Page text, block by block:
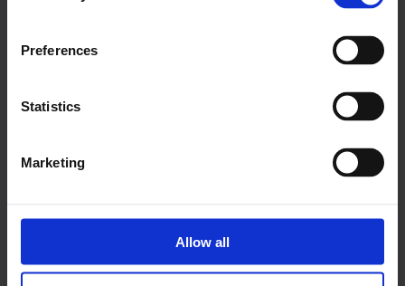
Preferences
Statistics
Marketing
Allow all